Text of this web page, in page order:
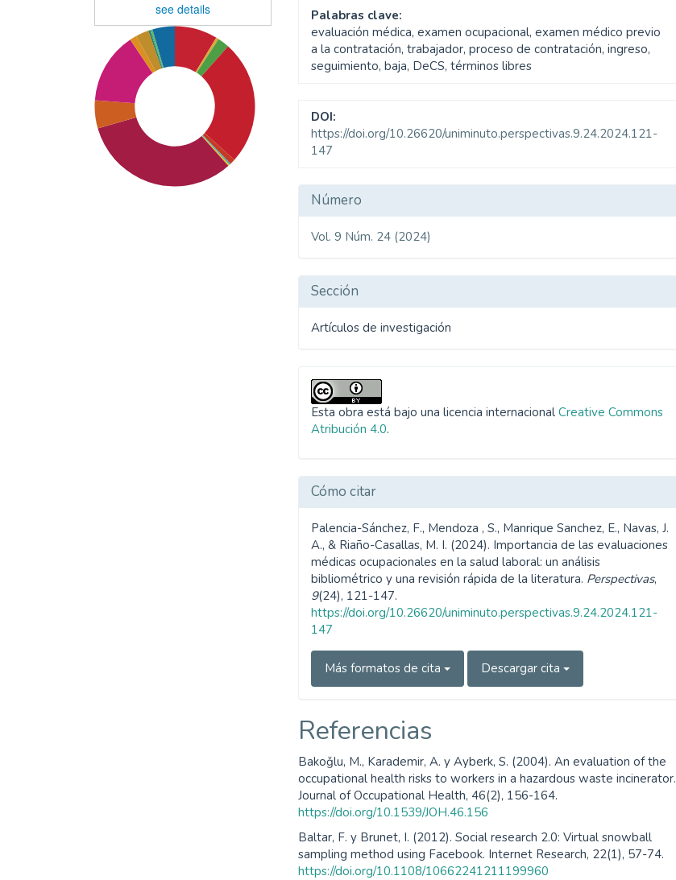
see details
Palabras clave:
evaluación médica, examen ocupacional, examen médico previo
a la contratación, trabajador, proceso de contratación, ingreso,
seguimiento, baja, DeCS, términos libres
DOI:
https://doi.org/10.26620/uniminuto.perspectivas.9.24.2024.121-
147
Detalles
del
Número
Vol. 9 Núm. 24 (2024)
Sección
Artículos de investigación
Esta obra está bajo una licencia internacionalCreative Commons
Atribución 4.0.
Cómo citar
Palencia-Sánchez, F., Mendoza , S., Manrique Sanchez, E., Navas, J.
A., & Riaño-Casallas, M. I. (2024). Importancia de las evaluaciones
médicas ocupacionales en la salud laboral: un análisis
bibliométrico y una revisión rápida de la literatura. Perspectivas,
9(24), 121-147.
https://doi.org/10.26620/uniminuto.perspectivas.9.24.2024.121-
147
Más formatos de cita Descargar cita
Referencias
Bakoǧlu, M., Karademir, A. y Ayberk, S. (2004). An evaluation of the
occupational health risks to workers in a hazardous waste incinerator.
Journal of Occupational Health, 46(2), 156-164.
https://doi.org/10.1539/JOH.46.156
Baltar, F. y Brunet, I. (2012). Social research 2.0: Virtual snowball
sampling method using Facebook. Internet Research, 22(1), 57-74.
https://doi.org/10.1108/10662241211199960